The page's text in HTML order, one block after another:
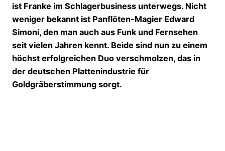
ist Franke im Schlagerbusiness unterwegs. Nicht
weniger bekannt ist Panflöten-Magier Edward
Simoni, den man auch aus Funk und Fernsehen
seit vielen Jahren kennt. Beide sind nun zu einem
höchst erfolgreichen Duo verschmolzen, das in
der deutschen Plattenindustrie für
Goldgräberstimmung sorgt.